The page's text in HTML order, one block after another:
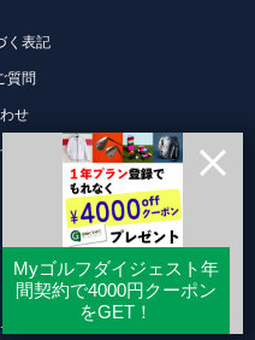
く表記
質問
せ
All Rights Reserved.